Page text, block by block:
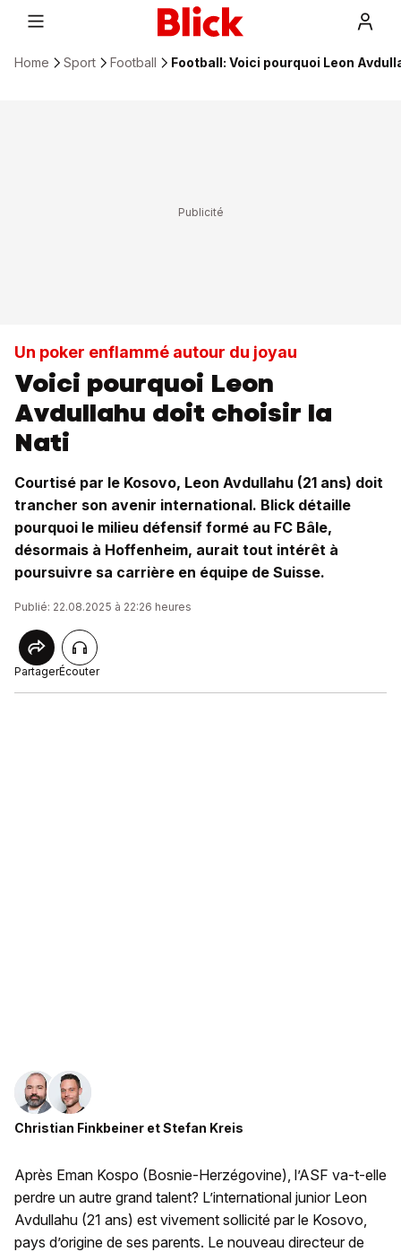
Home Sport Football Football: Voici pourquoi Leon
Un poker enflammé autour du joyau
Voici pourquoi Leon
Avdullahu doit choisir la
Nati
Courtisé par le Kosovo, Leon Avdullahu (21 ans) doit
trancher son avenir international. Blick détaille
pourquoi le milieu défensif formé au FC Bâle,
désormais à Hoffenheim, aurait tout intérêt à
poursuivre sa carrière en équipe de Suisse.
Publié: 22.08.2025 à 22:26 heures
PartagerÉcouter
Christian Finkbeiner etStefan Kreis
Après Eman Kospo (Bosnie-Herzégovine), l’ASF va-t-elle
perdre un autre grand talent? L’international junior Leon
Avdullahu (21 ans) est vivement sollicité par le Kosovo,
pays d’origine de ses parents. Le nouveau directeur de